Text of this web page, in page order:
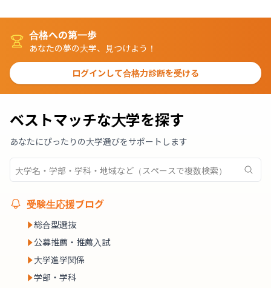
合格への第一歩
あなたの夢の大学、見つけよう！
ログインして合格力診断を受ける
ベストマッチな大学を探す
あなたにぴったりの大学選びをサポートします
受験生応援ブログ
総合型選抜
公募推薦・推薦入試
大学進学関係
学部・学科